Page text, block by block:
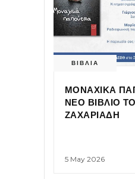
ΒΙΒΛΙΑ
ΜΟΝΑΧΙΚΑ
ΝΕΟ ΒΙΒΛΙΟ
ΖΑΧΑΡΙΑΔΗ
5 May 2026